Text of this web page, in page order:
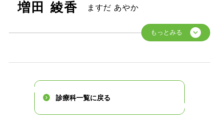
増田 綾香 ますだ あやか
診療科一覧に戻る